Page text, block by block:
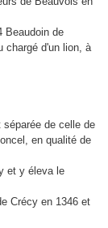
Beaudoin de
chargé d'un lion, à
de celle de
en qualité de
et y éleva le
Crécy en 1346 et